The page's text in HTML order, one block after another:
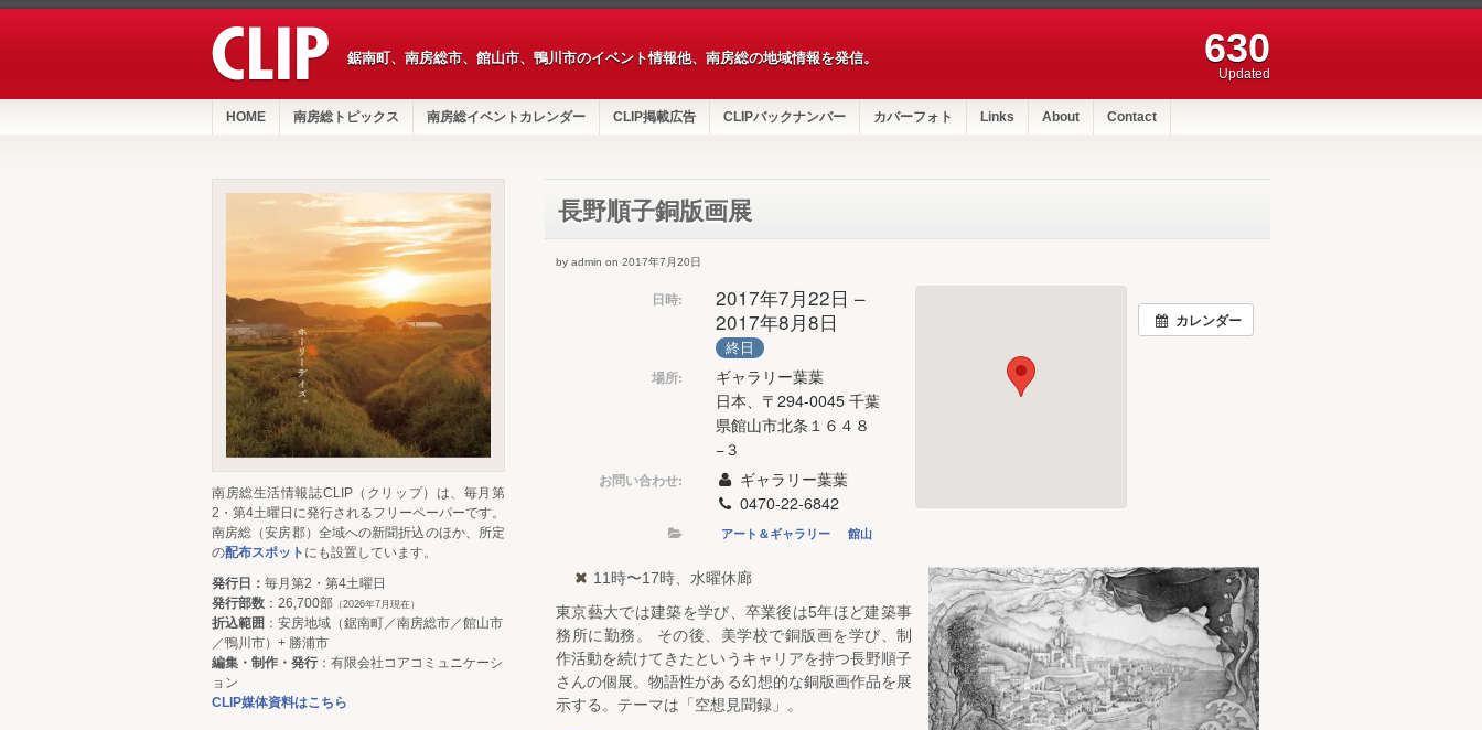
鋸南町、南房総市、館山市、鴨川市のイベント情報他、南房総の地域情報を発信。 630
Updated
HOME 南房総トピックス 南房総イベントカレンダー CLIP掲載広告 CLIPバックナンバー カバーフォト Links About Contact
長野順子銅版画展
by admin on 2017年7月20日
カレンダー
日時:
2017年7月22日 –
2017年8月8日
終日
場所:
ギャラリー葉葉
日本、〒294-0045 千葉
県館山市北条１６４８
−３
お問い合わせ:
ギャラリー葉葉
0470-22-6842
アート＆ギャラリー 館山
11時〜17時、水曜休廊
東京藝大では建築を学び、卒業後は5年ほど建築事
務所に勤務。 その後、美学校で銅版画を学び、制
作活動を続けてきたというキャリアを持つ長野順子
さんの個展。物語性がある幻想的な銅版画作品を展
示する。テーマは「空想見聞録」。
南房総生活情報誌CLIP（クリップ）は、毎月第
2・第4土曜日に発行されるフリーペーパーです。
南房総（安房郡）全域への新聞折込のほか、所定
の配布スポット にも設置しています。
発行日： 毎月第2・第4土曜日
発行部数 ：26,700部 （2026年7月現在）
折込範囲 ：安房地域（鋸南町／南房総市／館山市
／鴨川市）+ 勝浦市
編集・制作・発行：有限会社コアコミュニケーシ
ョン
CLIP媒体資料はこちら